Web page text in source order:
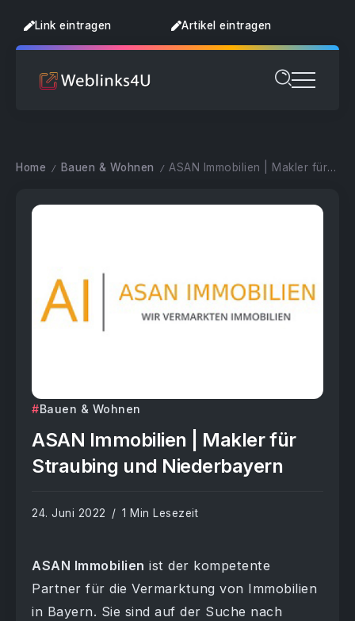
Link eintragen Artikel eintragen
Home / Bauen & Wohnen / ASAN Immobilien | Makler für Straubing und Niederbayern
Bauen & Wohnen
ASAN Immobilien | Makler für
Straubing und Niederbayern
24. Juni 2022 1 Min Lesezeit
ASAN Immobilien ist der kompetente
Partner für die Vermarktung von Immobilien
in Bayern. Sie sind auf der Suche nach